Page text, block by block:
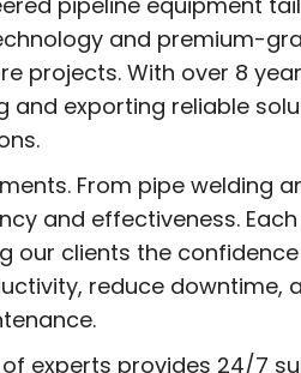
and premium-
projects. With over 8
and exporting reliable
From pipe welding
and effectiveness.
our clients the
reduce downtime,
experts provides 24/7